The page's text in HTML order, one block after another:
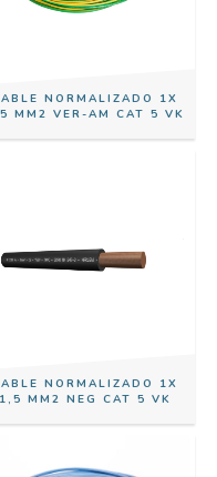
NORMALIZADO 1X
MM2 VER-AM CAT 5 VK
NORMALIZADO 1X
1,5 MM2 NEG CAT 5 VK